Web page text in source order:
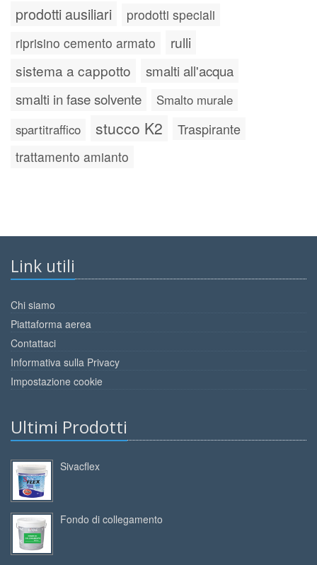
prodotti ausiliari
prodotti speciali
riprisino cemento armato
rulli
sistema a cappotto
smalti all'acqua
smalti in fase solvente
Smalto murale
spartitraffico
stucco K2 Traspirante
trattamento amianto
Link utili
Chi siamo
Piattaforma aerea
Contattaci
Informativa sulla Privacy
Impostazione cookie
Ultimi Prodotti
Sivacflex
Fondo di collegamento